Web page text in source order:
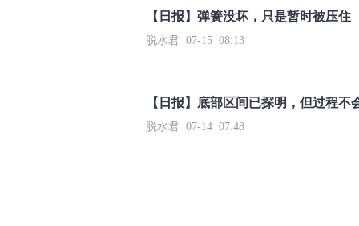
【日报】弹簧没坏，只是暂时被压住
脱水君 07-15 08:13
【日报】底部区间已探明，但过程不
脱水君 07-14 07:48